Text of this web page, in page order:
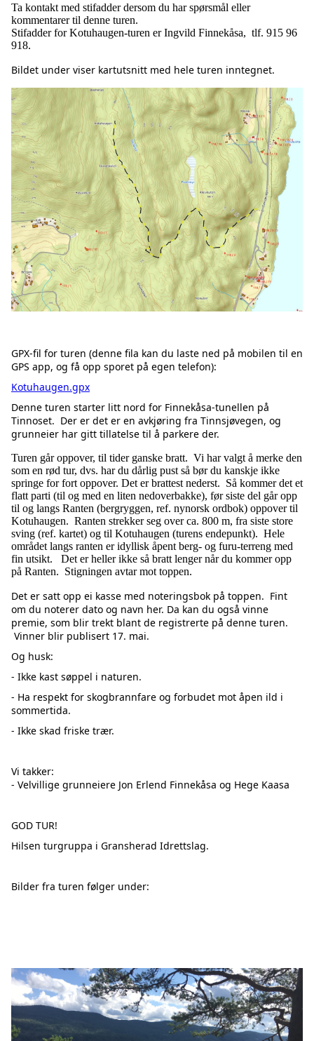
Ta kontakt med stifadder dersom du har spørsmål eller
kommentarer til denne turen.
Stifadder for Kotuhaugen-turen er Ingvild Finnekåsa, tlf. 915 96
918.
Bildet under viser kartutsnitt med hele turen inntegnet.
GPX-fil for turen (denne fila kan du laste ned på mobilen til en
GPS app, og få opp sporet på egen telefon):
Kotuhaugen.gpx
Denne turen starter litt nord for Finnekåsa-tunellen på
Tinnoset. Der er det er en avkjøring fra Tinnsjøvegen, og
grunneier har gitt tillatelse til å parkere der.
Turen går oppover, til tider ganske bratt. Vi har valgt å merke den
som en rød tur, dvs. har du dårlig pust så bør du kanskje ikke
springe for fort oppover. Det er brattest nederst. Så kommer det et
flatt parti (til og med en liten nedoverbakke), før siste del går opp
til og langs Ranten (bergryggen, ref. nynorsk ordbok) oppover til
Kotuhaugen. Ranten strekker seg over ca. 800 m, fra siste store
sving (ref. kartet) og til Kotuhaugen (turens endepunkt). Hele
området langs ranten er idyllisk åpent berg- og furu-terreng med
fin utsikt. Det er heller ikke så bratt lenger når du kommer opp
på Ranten. Stigningen avtar mot toppen.
Det er satt opp ei kasse med noteringsbok på toppen. Fint
om du noterer dato og navn her. Da kan du også vinne
premie, som blir trekt blant de registrerte på denne turen.
Vinner blir publisert 17. mai.
Og husk:
- Ikke kast søppel i naturen.
- Ha respekt for skogbrannfare og forbudet mot åpen ild i
sommertida.
- Ikke skad friske trær.
Vi takker:
- Velvillige grunneiere Jon Erlend Finnekåsa og Hege Kaasa
GOD TUR!
Hilsen turgruppa i Gransherad Idrettslag.
Bilder fra turen følger under: